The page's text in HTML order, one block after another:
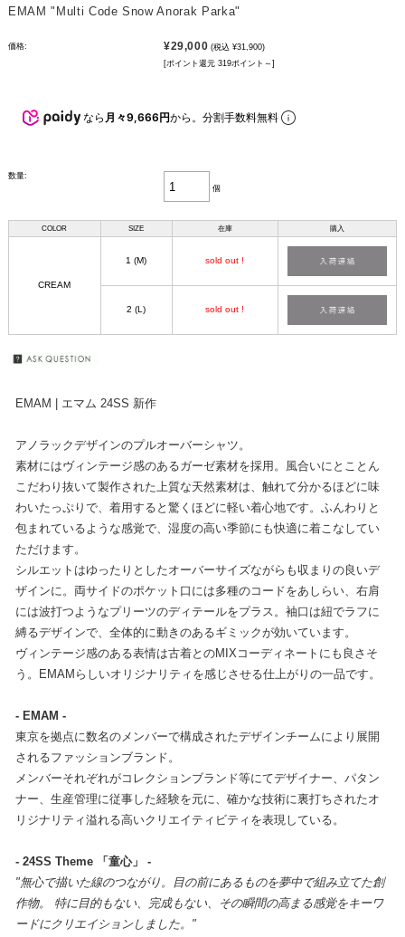
EMAM "Multi Code Snow Anorak Parka"
価格: ¥29,000 (税込 ¥31,900)
[ポイント還元 319ポイント～]
なら 月々9,666円から。分割手数料無料
数量:
個
COLOR SIZE 在庫 購入
CREAM
1 (M) sold out !
2 (L) sold out !
EMAM | エマム 24SS 新作
アノラックデザインのプルオーバーシャツ。
素材にはヴィンテージ感のあるガーゼ素材を採用。風合いにとことん
こだわり抜いて製作された上質な天然素材は、触れて分かるほどに味
わいたっぷりで、着用すると驚くほどに軽い着心地です。ふんわりと
包まれているような感覚で、湿度の高い季節にも快適に着こなしてい
ただけます。
シルエットはゆったりとしたオーバーサイズながらも収まりの良いデ
ザインに。両サイドのポケット口には多種のコードをあしらい、右肩
には波打つようなプリーツのディテールをプラス。袖口は紐でラフに
縛るデザインで、全体的に動きのあるギミックが効いています。
ヴィンテージ感のある表情は古着とのMIXコーディネートにも良さそ
う。EMAMらしいオリジナリティを感じさせる仕上がりの一品です。
- EMAM -
東京を拠点に数名のメンバーで構成されたデザインチームにより展開
されるファッションブランド。
メンバーそれぞれがコレクションブランド等にてデザイナー、パタン
ナー、生産管理に従事した経験を元に、確かな技術に裏打ちされたオ
リジナリティ溢れる高いクリエイティビティを表現している。
- 24SS Theme 「童心」 -
"無心で描いた線のつながり。目の前にあるものを夢中で組み立てた創
作物。 特に目的もない、完成もない、その瞬間の高まる感覚をキーワ
ードにクリエイションしました。"